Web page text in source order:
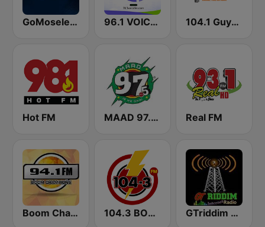
GoMoseley Radio 96.1 VOICE FM | #BANGIN 104.1 Guyana Lite FM
Hot FM MAAD 97.5 FM Real FM
Boom Champions 94.1 FM 104.3 BOOM FM GTriddim Guyana Radio